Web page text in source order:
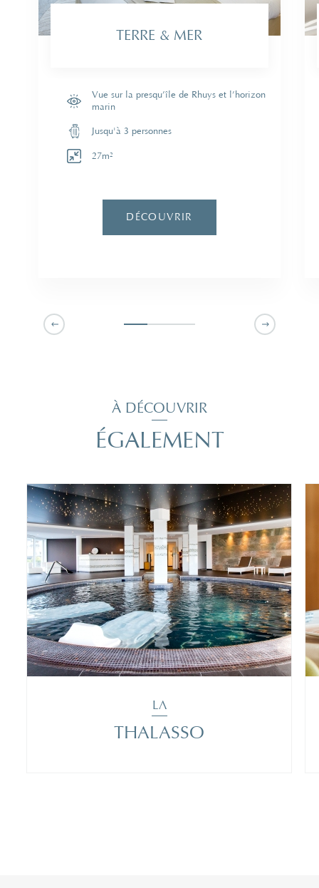
TERRE & MER
Vue sur la presqu’île de Rhuys et l’horizon
marin
Jusqu'à 3 personnes
27m²
DÉCOUVRIR
À DÉCOUVRIR
ÉGALEMENT
LA
THALASSO